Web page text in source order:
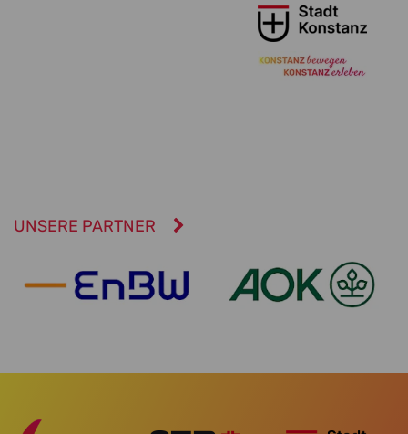
UNSERE PARTNER